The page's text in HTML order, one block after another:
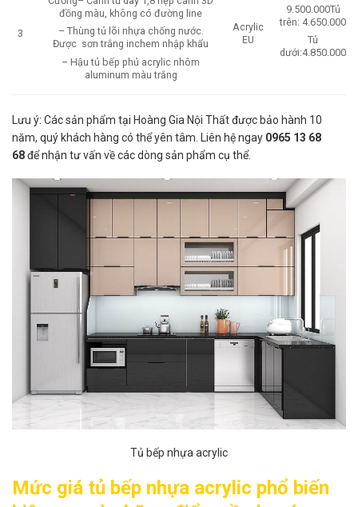
3
đồng màu, không có đường line
– Thùng tủ lõi nhựa chống nước.
Được sơn trắng inchem nhập khẩu
– Hậu tủ bếp phủ acrylic nhôm
aluminum màu trắng
Acrylic
EU
9.500.000Tủ
trên: 4.650.000
Tủ
dưới:4.850.000
Lưu ý: Các sản phẩm tại Hoàng Gia Nội Thất được bảo hành 10
năm, quý khách hàng có thể yên tâm. Liên hệ ngay 0965 13 68
68để nhận tư vấn về các dòng sản phẩm cụ thể.
Tủ bếp nhựa acrylic
Mức giá tủ bếp nhựa acrylic phổ biến